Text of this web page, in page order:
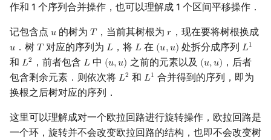
作和 1 个序列合并操作，也可以理解成 1 个区间平移操作．
记包含点 𝑢
u 的树为𝑇
T ，当前其树根为𝑟
r ，现在要将树根换成
𝑢
u ．树𝑇
T 对应的序列为 𝐿
L ，将 𝐿
L 在 (𝑢,𝑢)
(u,u) 处拆分成序列 𝐿1
L1
和 𝐿2
L2 ，前者包含 𝐿
L中 (𝑢,𝑢)
(u,u) 之前的元素以及 (𝑢,𝑢)
(u,u)
，后者
包含剩余元素．则依次将 𝐿2
L2 和 𝐿1
L1 合并得到的序列，即为
换根之后树对应的序列．
这里可以理解成对一个欧拉回路进行旋转操作，欧拉回路是
一个环，旋转并不会改变欧拉回路的结构，也即不会改变树